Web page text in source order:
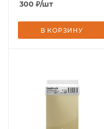
300 ₽/шт
В КОРЗИНУ